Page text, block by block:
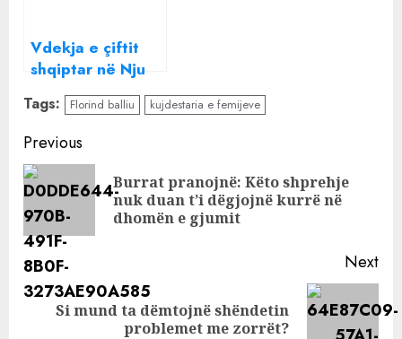
Vdekja e çiftit
shqiptar në Nju
Jork, flet motra e
28-vjeçares: E
vrau Florindi
bashkë me
ëngjëllin në bark,
mjekët e
paralajmëruan…
Tags: Florind balliu kujdestaria e femijeve
Continue
Reading
Previous
Burrat pranojnë: Këto shprehje
nuk duan t’i dëgjojnë kurrë në
dhomën e gjumit
Next
NextSi mund ta dëmtojnë shëndetin
problemet me zorrët?